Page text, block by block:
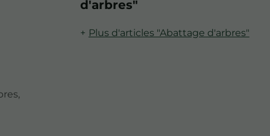
d'arbres"
Plus d'articles "Abattage d'arbres"